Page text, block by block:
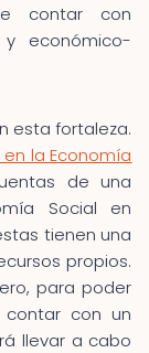
contar con
económico-
esta fortaleza.
la Economía
de una
Social en
tienen una
propios.
para poder
con un
llevar a cabo